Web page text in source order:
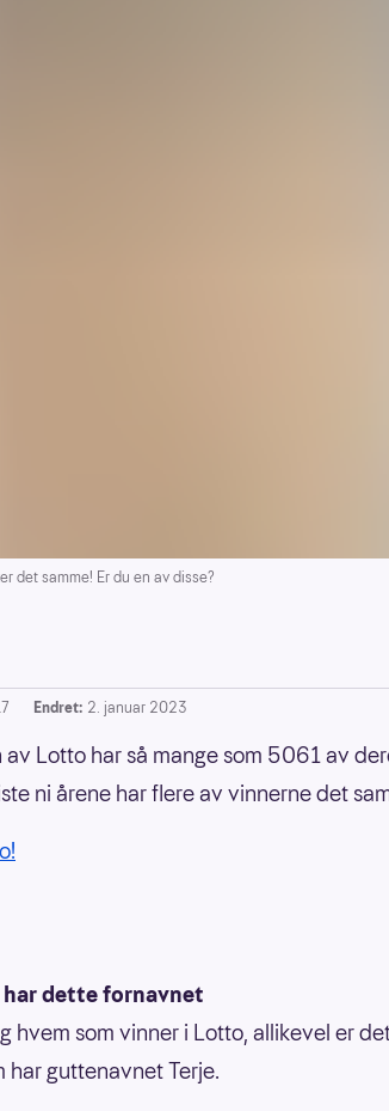
samme! Er du en av disse?
Endret: 2. januar 2023
Lotto har så mange som 5061 av
ni årene har flere av vinnerne det
dette fornavnet
hvem som vinner i Lotto, allikevel er
guttenavnet Terje.